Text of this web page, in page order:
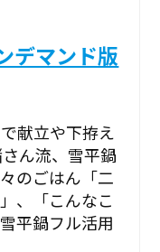
デマンド版
献立や下拵え
ん流、雪平鍋
のごはん「二
、「こんなこ
平鍋フル活用